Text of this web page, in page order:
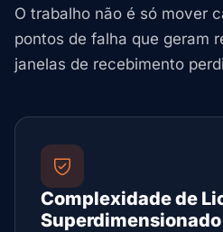
O trabalho não é só mover
pontos de falha que geram
janelas de recebimento
Complexidade de
Superdimensionado